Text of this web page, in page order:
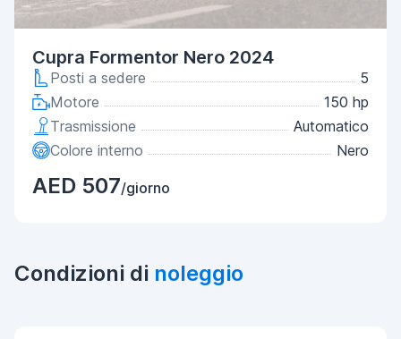
Cupra Formentor Nero 2024
Posti a sedere
5
Motore
150 hp
Trasmissione
Automatico
Colore interno
Nero
AED 507/giorno
Condizioni di noleggio